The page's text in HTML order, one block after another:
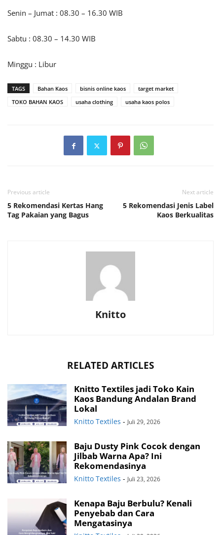
Senin – Jumat : 08.30 – 16.30 WIB
Sabtu : 08.30 – 14.30 WIB
Minggu : Libur
TAGS Bahan Kaos bisnis online kaos
target market
TOKO BAHAN KAOS
usaha clothing usaha kaos polos
Previous article
5 Rekomendasi Kertas Hang
Tag Pakaian yang Bagus
Next article
5 Rekomendasi Jenis Label
Kaos Berkualitas
Knitto
RELATED ARTICLES
Knitto Textiles jadi Toko Kain
Kaos Bandung Andalan Brand
Lokal
Knitto Textiles - Juli 29, 2026
Baju Dusty Pink Cocok dengan
Jilbab Warna Apa? Ini
Rekomendasinya
Knitto Textiles - Juli 23, 2026
Kenapa Baju Berbulu? Kenali
Penyebab dan Cara
Mengatasinya